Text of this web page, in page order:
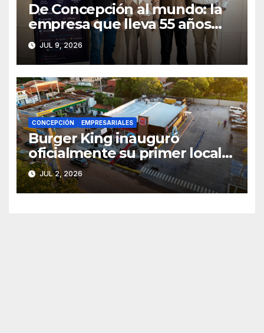
De Concepción al mundo: la
empresa que lleva 55 años
ayudando a crecer a otras
empresas
JUL 9, 2026
CONCEPCIÓN EMPRESARIALES
Burger King inauguró
oficialmente su primer local
en Concepción con masiva
concurrencia
JUL 2, 2026